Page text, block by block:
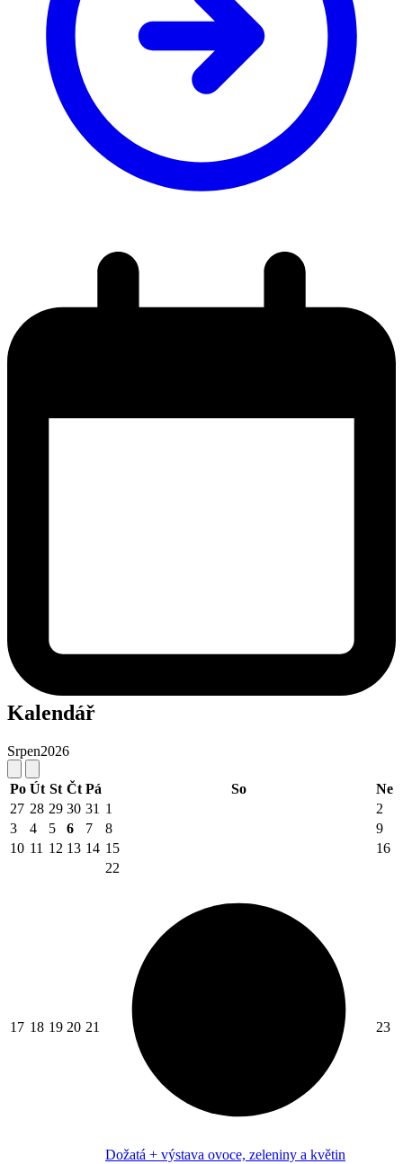
Kalendář
Srpen2026
Po Út St Čt Pá So
Ne
27 28 29 30 31 1
2
3
4 5 6 7 8
9
10 11 12 13 14 15 16
17 18 19 20 21
22
Dožatá + výstava ovoce, zeleniny a květin
23